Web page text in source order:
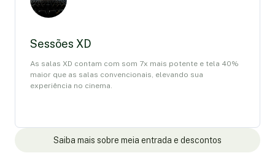
Sessões XD
As salas XD contam com som 7x mais potente e tela 40%
maior que as salas convencionais, elevando sua
experiência no cinema.
Saiba mais sobre meia entrada e descontos